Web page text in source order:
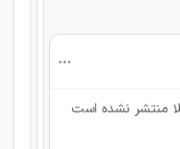
منتشر نشده است